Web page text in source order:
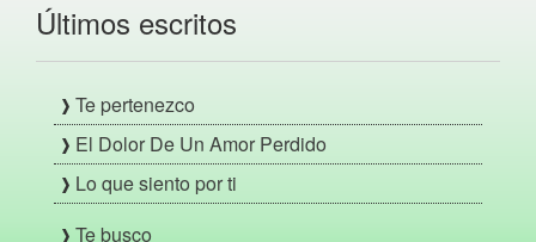
Últimos escritos
Te pertenezco
El Dolor De Un Amor Perdido
Lo que siento por ti
Te busco